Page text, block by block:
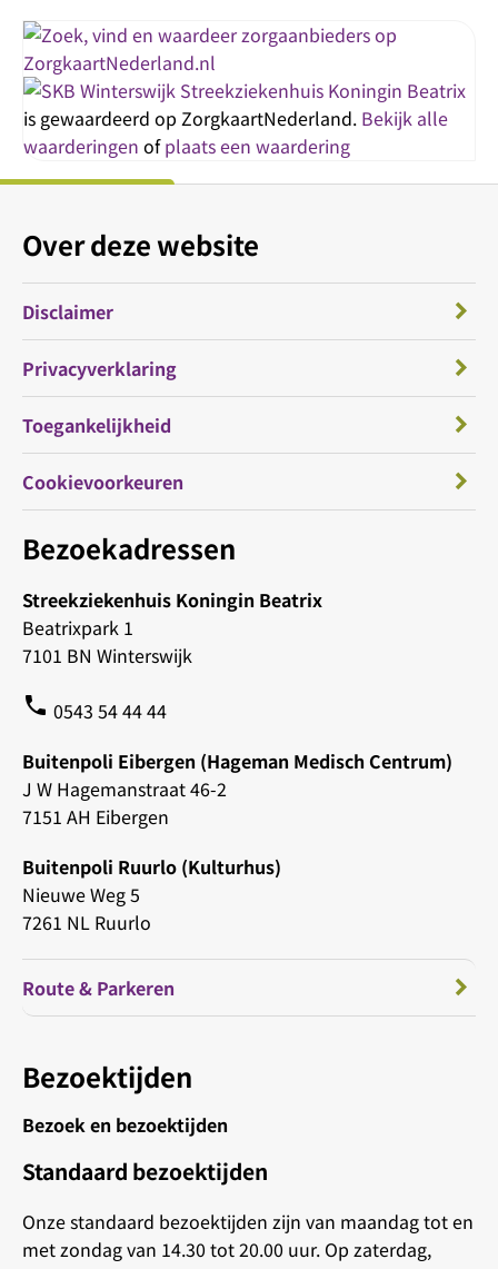
Streekziekenhuis Koningin Beatrix
is gewaardeerd op ZorgkaartNederland. Bekijk alle
waarderingen ofplaats een waardering
Bezoekadressen
Streekziekenhuis Koningin Beatrix
Beatrixpark 1
7101 BN Winterswijk
phone 0543 54 44 44
Buitenpoli Eibergen (Hageman Medisch Centrum)
J W Hagemanstraat 46-2
7151 AH Eibergen
Buitenpoli Ruurlo (Kulturhus)
Nieuwe Weg 5
7261 NL Ruurlo
Route & Parkeren
Bezoektijden
Bezoek en bezoektijden
Standaard bezoektijden
Onze standaard bezoektijden zijn van maandag tot en
met zondag van 14.30 tot 20.00 uur. Op zaterdag,
Over deze website
Disclaimer
Privacyverklaring
Toegankelijkheid
Cookievoorkeuren